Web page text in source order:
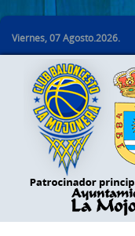
Viernes, 07 Agosto.2026.